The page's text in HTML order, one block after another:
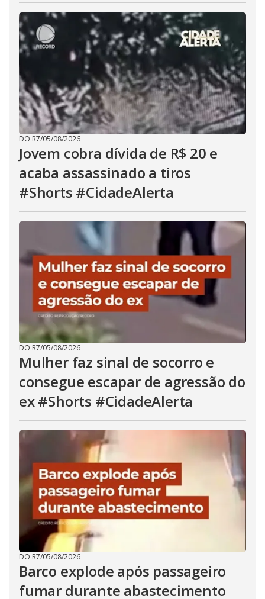
DO R7/05/08/2026
Jovem cobra dívida de R$ 20 e
acaba assassinado a tiros
#Shorts #CidadeAlerta
DO R7/05/08/2026
Mulher faz sinal de socorro e
consegue escapar de agressão do
ex #Shorts #CidadeAlerta
DO R7/05/08/2026
Barco explode após passageiro
fumar durante abastecimento